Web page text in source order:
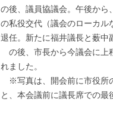
の後、議員協議会。午後から
の私役交代（議会のローカル
退任。新たに福井議長と薮中
の後、市長から今議会に上
れました。
※写真は、開会前に市役所
と、本会議前に議長席での最